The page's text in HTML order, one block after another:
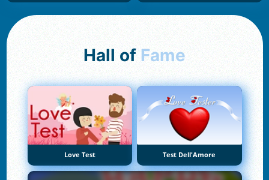
Hall of Fame
Love Test Test Dell'Amore